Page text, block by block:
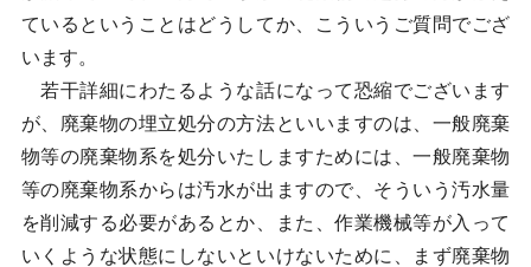
ているということはどうしてか、こういうご質問でござ
います。
若干詳細にわたるような話になって恐縮でございます
が、廃棄物の埋立処分の方法といいますのは、一般廃棄
物等の廃棄物系を処分いたしますためには、一般廃棄物
等の廃棄物系からは汚水が出ますので、そういう汚水量
を削減する必要があるとか、また、作業機械等が入って
いくような状態にしないといけないために、まず廃棄物